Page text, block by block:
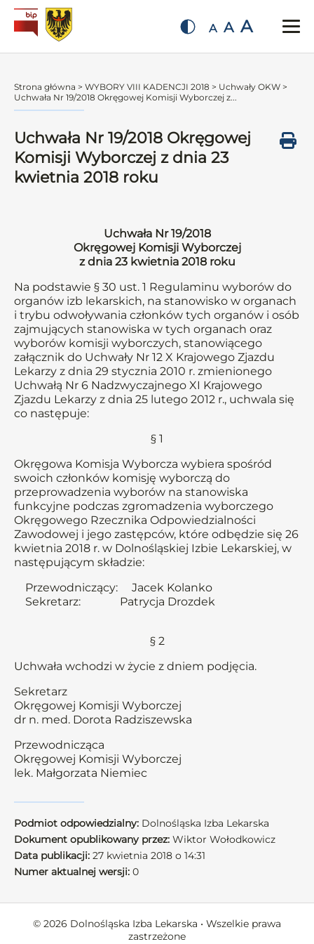
A A A
Strona główna > WYBORY VIII KADENCJI 2018 > Uchwały OKW >
Uchwała Nr 19/2018 Okręgowej Komisji Wyborczej z...
Uchwała Nr 19/2018 Okręgowej
Komisji Wyborczej z dnia 23
kwietnia 2018 roku
Uchwała Nr 19/2018
Okręgowej Komisji Wyborczej
z dnia 23 kwietnia 2018 roku
Na podstawie § 30 ust. 1 Regulaminu wyborów do
organów izb lekarskich, na stanowisko w organach
i trybu odwoływania członków tych organów i osób
zajmujących stanowiska w tych organach oraz
wyborów komisji wyborczych, stanowiącego
załącznik do Uchwały Nr 12 X Krajowego Zjazdu
Lekarzy z dnia 29 stycznia 2010 r. zmienionego
Uchwałą Nr 6 Nadzwyczajnego XI Krajowego
Zjazdu Lekarzy z dnia 25 lutego 2012 r., uchwala się
co następuje:
§ 1
Okręgowa Komisja Wyborcza wybiera spośród
swoich członków komisję wyborczą do
przeprowadzenia wyborów na stanowiska
funkcyjne podczas zgromadzenia wyborczego
Okręgowego Rzecznika Odpowiedzialności
Zawodowej i jego zastępców, które odbędzie się 26
kwietnia 2018 r. w Dolnośląskiej Izbie Lekarskiej, w
następującym składzie:
Przewodniczący: Jacek Kolanko
Sekretarz: Patrycja Drozdek
§ 2
Uchwała wchodzi w życie z dniem podjęcia.
Sekretarz
Okręgowej Komisji Wyborczej
dr n. med. Dorota Radziszewska
Przewodnicząca
Okręgowej Komisji Wyborczej
lek. Małgorzata Niemiec
Podmiot odpowiedzialny: Dolnośląska Izba Lekarska
Dokument opublikowany przez: Wiktor Wołodkowicz
Data publikacji: 27 kwietnia 2018 o 14:31
Numer aktualnej wersji: 0
© 2026 Dolnośląska Izba Lekarska • Wszelkie prawa
zastrzeżone